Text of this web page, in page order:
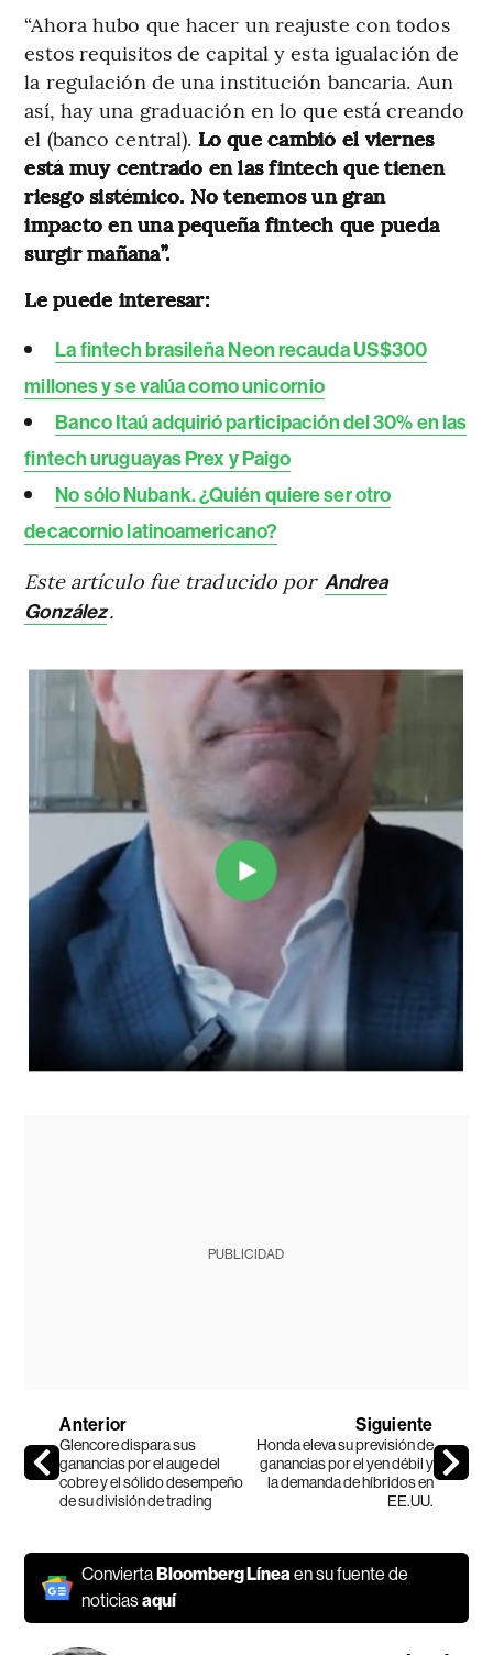
“Ahora hubo que hacer un reajuste con todos
estos requisitos de capital y esta igualación de
la regulación de una institución bancaria. Aun
así, hay una graduación en lo que está creando
el (banco central). Lo que cambió el viernes
está muy centrado en las fintech que tienen
riesgo sistémico. No tenemos un gran
impacto en una pequeña fintech que pueda
surgir mañana”.
Le puede interesar:
La fintech brasileña Neon recauda US$300
millones y se valúa como unicornio
Banco Itaú adquirió participación del 30% en las
fintech uruguayas Prex y Paigo
No sólo Nubank. ¿Quién quiere ser otro
decacornio latinoamericano?
Este artículo fue traducido por Andrea
González.
PUBLICIDAD
Anterior
Glencore dispara sus
ganancias por el auge del
cobre y el sólido desempeño
de su división de trading
Siguiente
Honda eleva su previsión de
ganancias por el yen débil y
la demanda de híbridos en
EE.UU.
ConviertaBloomberg Líneaen su fuente de
noticiasaquí